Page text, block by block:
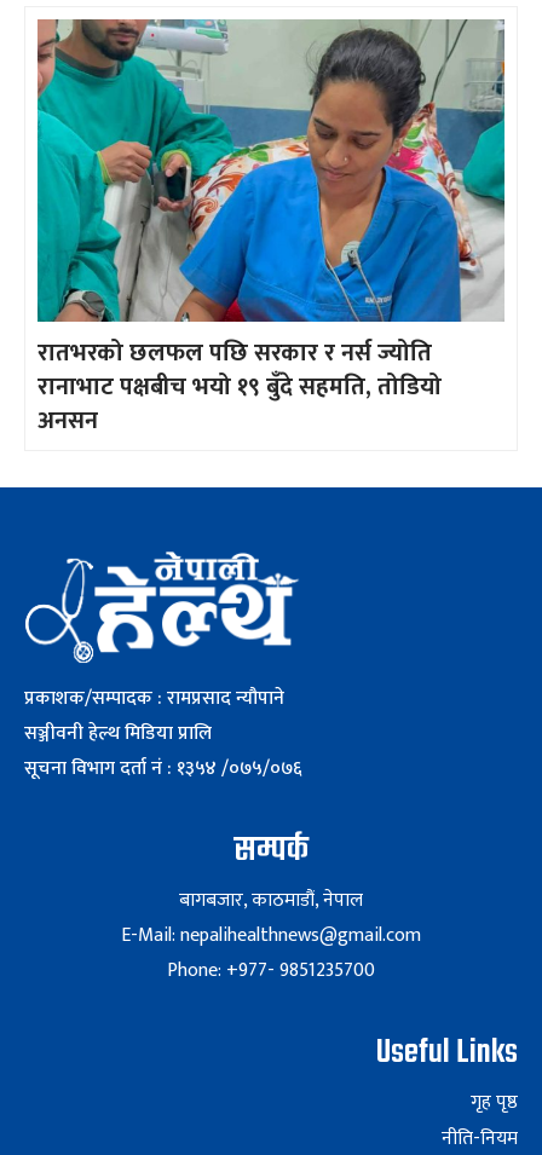
रातभरको छलफल पछि सरकार र नर्स ज्योति
रानाभाट पक्षबीच भयो १९ बुँदे सहमति, तोडियो
अनसन
प्रकाशक/सम्पादक : रामप्रसाद न्यौपाने
सञ्जीवनी हेल्थ मिडिया प्रालि
सूचना विभाग दर्ता नं : १३५४ /०७५/०७६
सम्पर्क
बागबजार, काठमाडौं, नेपाल
E-Mail: nepalihealthnews@gmail.com
Phone: +977- 9851235700
Useful Links
गृह पृष्ठ
नीति-नियम